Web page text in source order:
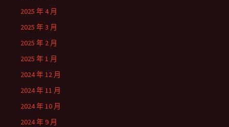
2025 年 4 月
2025 年 3 月
2025 年 2 月
2025 年 1 月
2024 年 12 月
2024 年 11 月
2024 年 10 月
2024 年 9 月